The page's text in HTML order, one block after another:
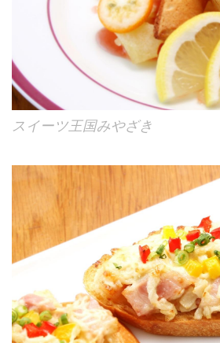
スイーツ王国みやざき